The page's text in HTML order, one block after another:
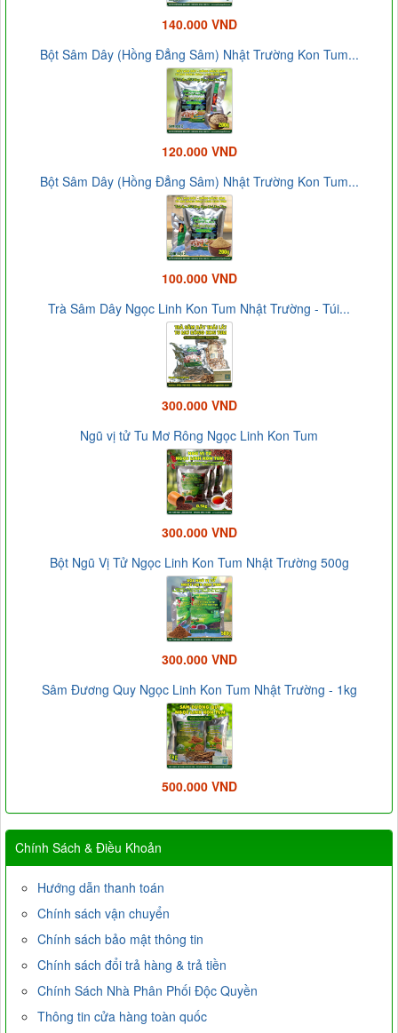
140.000 VND
Bột Sâm Dây (Hồng Đẳng Sâm) Nhật Trường Kon Tum...
120.000 VND
Bột Sâm Dây (Hồng Đẳng Sâm) Nhật Trường Kon Tum...
100.000 VND
Trà Sâm Dây Ngọc Linh Kon Tum Nhật Trường - Túi...
300.000 VND
Ngũ vị tử Tu Mơ Rông Ngọc Linh Kon Tum
300.000 VND
Bột Ngũ Vị Tử Ngọc Linh Kon Tum Nhật Trường 500g
300.000 VND
Sâm Đương Quy Ngọc Linh Kon Tum Nhật Trường - 1kg
500.000 VND
Chính Sách & Điều Khoản
Hướng dẫn thanh toán
Chính sách vận chuyển
Chính sách bảo mật thông tin
Chính sách đổi trả hàng & trả tiền
Chính Sách Nhà Phân Phối Độc Quyền
Thông tin cửa hàng toàn quốc